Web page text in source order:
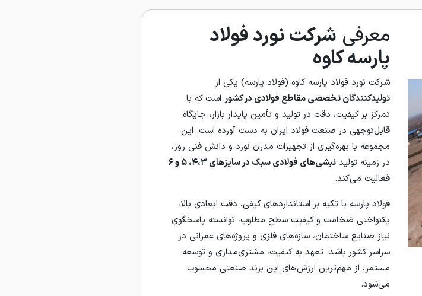
معرفی شرکت نورد فولاد
پارسه کاوه
شرکت نورد فولاد پارسه کاوه (فولاد پارسه) یکی از
تولیدکنندگان تخصصی مقاطع فولادی در کشور است که با
تمرکز بر کیفیت، دقت در تولید و تأمین پایدار بازار، جایگاه
قابل‌توجهی در صنعت فولاد ایران به دست آورده است. این
مجموعه با بهره‌گیری از تجهیزات مدرن نورد و دانش فنی روز،
در زمینه تولید نبشی‌های فولادی سبک در سایزهای ۴،۳، ۵ و ۶
فعالیت می‌کند.
فولاد پارسه با تکیه بر استانداردهای کیفی، دقت ابعادی بالا،
یکنواختی ضخامت و کیفیت سطح مطلوب، توانسته پاسخگوی
نیاز صنایع ساختمان، سازه‌های فلزی و پروژه‌های عمرانی در
سراسر کشور باشد. تعهد به کیفیت، مشتری‌مداری و توسعه
مستمر، از مهم‌ترین ارزش‌های این برند صنعتی محسوب
می‌شود.